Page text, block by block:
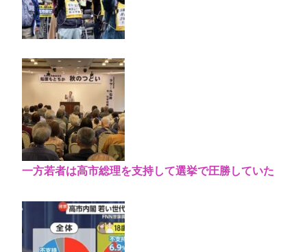
一方若者は高市総理を支持して選挙で圧勝していた